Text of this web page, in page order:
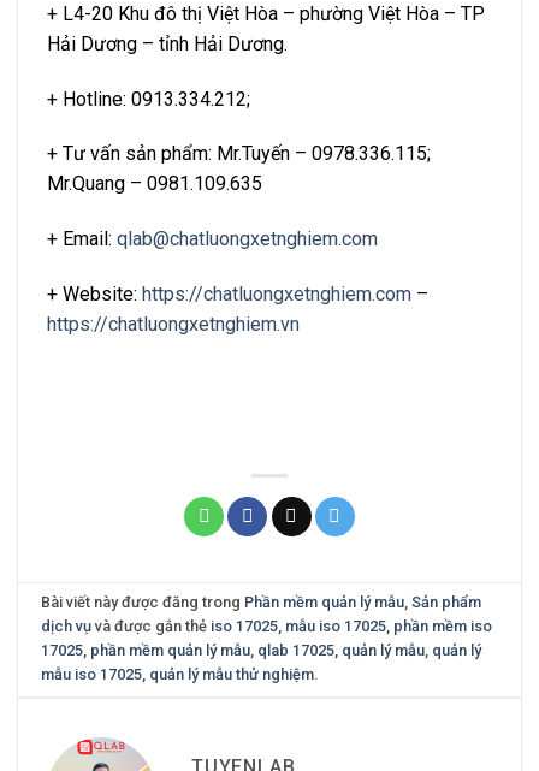
+ L4-20 Khu đô thị Việt Hòa – phường Việt Hòa – TP
Hải Dương – tỉnh Hải Dương.
+ Hotline: 0913.334.212;
+ Tư vấn sản phẩm: Mr.Tuyến – 0978.336.115;
Mr.Quang – 0981.109.635
+ Email: qlab@chatluongxetnghiem.com
+ Website: https://chatluongxetnghiem.com –
https://chatluongxetnghiem.vn
Bài viết này được đăng trong Phần mềm quản lý mẫu ,Sản phẩm
dịch vụvà được gắn thẻ iso 17025 mẫu iso 17025 phần mềm iso
17025 phần mềm quản lý mẫu qlab 17025 quản lý mẫu quản lý
mẫu iso 17025 quản lý mẫu thử nghiệm
TUYENLAB